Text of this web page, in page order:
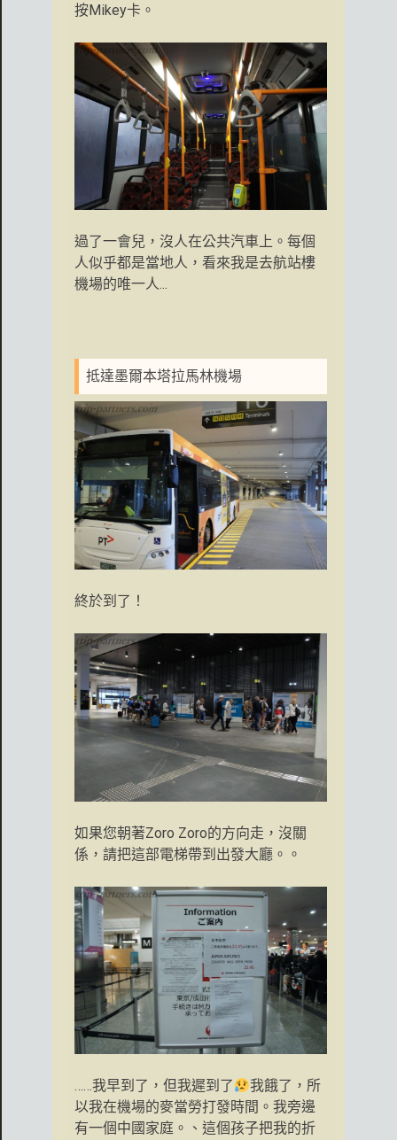
按Mikey卡。
過了一會兒，沒人在公共汽車上。每個
人似乎都是當地人，看來我是去航站樓
機場的唯一人...
抵達墨爾本塔拉馬林機場
終於到了！
如果您朝著Zoro Zoro的方向走，沒關
係，請把這部電梯帶到出發大廳。。
……我早到了，但我遲到了
我餓了，所
以我在機場的麥當勞打發時間。我旁邊
有一個中國家庭。、這個孩子把我的折